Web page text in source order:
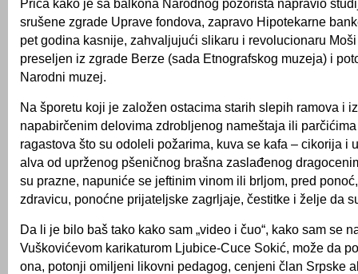
Priča kako je sa balkona Narodnog pozorišta napravio
srušene zgrade Uprave fondova, zapravo Hipotekarne
pet godina kasnije, zahvaljujući slikaru i revolucionaru
preseljen iz zgrade Berze (sada Etnografskog muzeja) i
Narodni muzej.
Na šporetu koji je založen ostacima starih slepih ramova i
napabirčenim delovima zdrobljenog nameštaja ili
ragastova što su odoleli požarima, kuva se kafa – cikorija i
alva od uprženog pšeničnog brašna zaslađenog
su prazne, napuniće se jeftinim vinom ili brljom, pred
zdravicu, ponoćne prijateljske zagrljaje, čestitke i želje da
Da li je bilo baš tako kako sam „video i čuo“, kako sam se
Vuškovićevom karikaturom Ljubice-Cuce Sokić, može da
ona, potonji omiljeni likovni pedagog, cenjeni član Srpske